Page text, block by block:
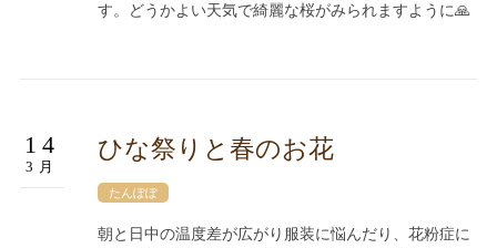
す。どうかよい天気で綺麗な桜がみられますように🙏
14
3月
ひな祭りと春のお花
たんぽぽ
朝と日中の温度差が広がり服装に悩んだり、花粉症に